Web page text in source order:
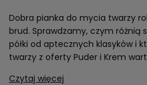
Dobra pianka do mycia twarzy
brud. Sprawdzamy, czym różnią
półki od aptecznych klasyków i
twarzy z oferty Puder i Krem
Czytaj więcej